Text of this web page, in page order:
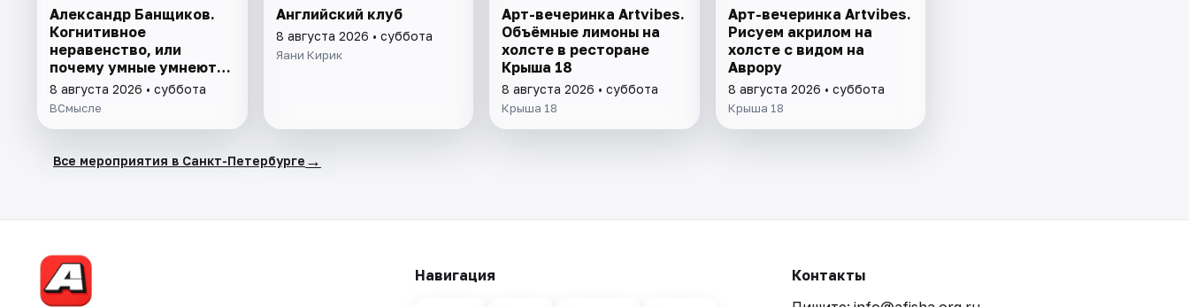
Александр Банщиков.
Когнитивное
неравенство, или
почему умные умнеют, а
глупые глупеют
8 августа 2026 • суббота
ВСмысле
Английский клуб
8 августа 2026 • суббота
Яани Кирик
Арт-вечеринка Artvibes.
Объёмные лимоны на
холсте в ресторане
Крыша 18
8 августа 2026 • суббота
Крыша 18
Арт-вечеринка Artvibes.
Рисуем акрилом на
холсте с видом на
Аврору
8 августа 2026 • суббота
Крыша 18
Все мероприятия в Санкт-Петербурге →
Навигация
Контакты